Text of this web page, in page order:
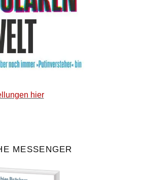
hier
MESSENGER